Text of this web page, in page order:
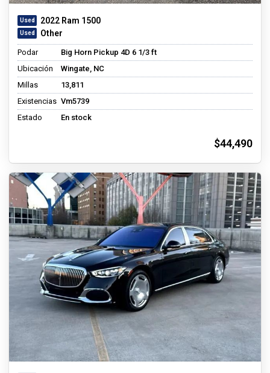
2022 Ram 1500
Other
Podar
Big Horn Pickup 4D 6 1/3 ft
Ubicación
Wingate, NC
Millas
13,811
Existencias Vm5739
Estado
En stock
$44,490